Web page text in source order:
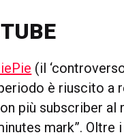
(il
è riuscito a
più subscriber
mark”.